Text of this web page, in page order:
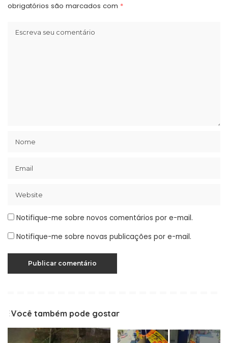
obrigatórios são marcados com *
Notifique-me sobre novos comentários por e-mail.
Notifique-me sobre novas publicações por e-mail.
Você também pode gostar